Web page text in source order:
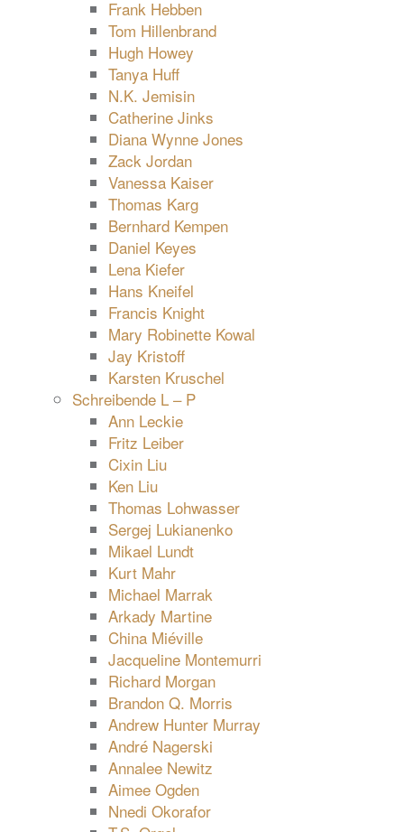
Frank Hebben
Tom Hillenbrand
Hugh Howey
Tanya Huff
N.K. Jemisin
Catherine Jinks
Diana Wynne Jones
Zack Jordan
Vanessa Kaiser
Thomas Karg
Bernhard Kempen
Daniel Keyes
Lena Kiefer
Hans Kneifel
Francis Knight
Mary Robinette Kowal
Jay Kristoff
Karsten Kruschel
Schreibende L – P
Ann Leckie
Fritz Leiber
Cixin Liu
Ken Liu
Thomas Lohwasser
Sergej Lukianenko
Mikael Lundt
Kurt Mahr
Michael Marrak
Arkady Martine
China Miéville
Jacqueline Montemurri
Richard Morgan
Brandon Q. Morris
Andrew Hunter Murray
André Nagerski
Annalee Newitz
Aimee Ogden
Nnedi Okorafor